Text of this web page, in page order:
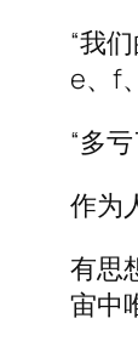
“我
e、f
“多
作为
有思
宙中